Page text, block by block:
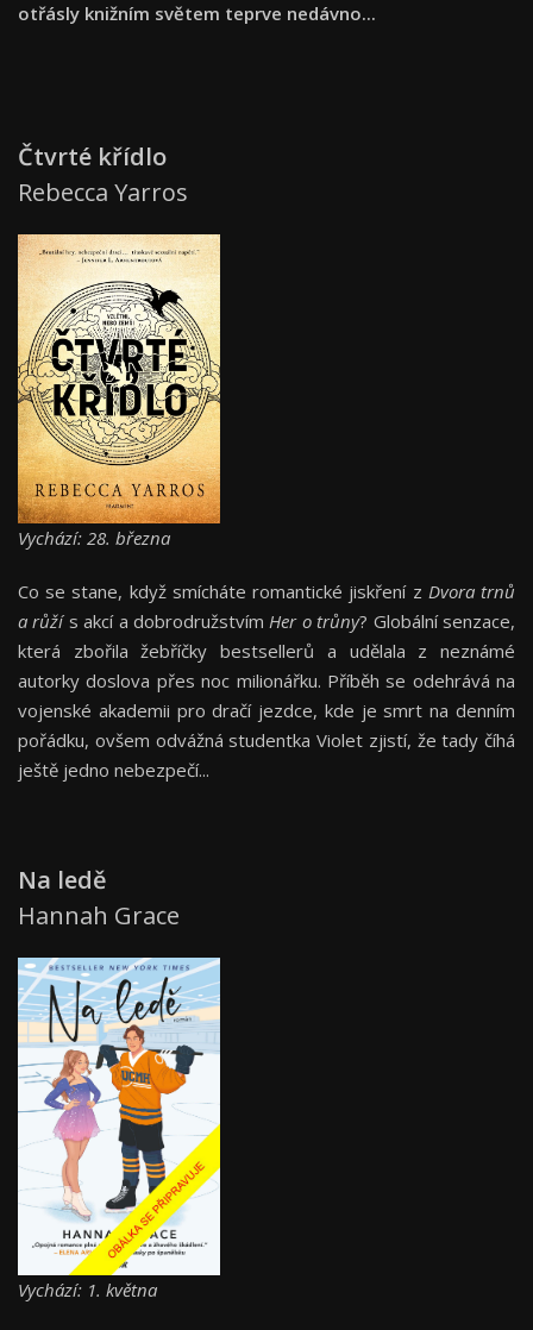
otřásly knižním světem teprve nedávno...
Čtvrté křídlo
Rebecca Yarros
Vychází: 28. března
Co se stane, když smícháte romantické jiskření z Dvora trnů
a růžís akcí a dobrodružstvím Her o trůny? Globální senzace,
která zbořila žebříčky bestsellerů a udělala z neznámé
autorky doslova přes noc milionářku. Příběh se odehrává na
vojenské akademii pro dračí jezdce, kde je smrt na denním
pořádku, ovšem odvážná studentka Violet zjistí, že tady číhá
ještě jedno nebezpečí...
Na ledě
Hannah Grace
Vychází: 1. května